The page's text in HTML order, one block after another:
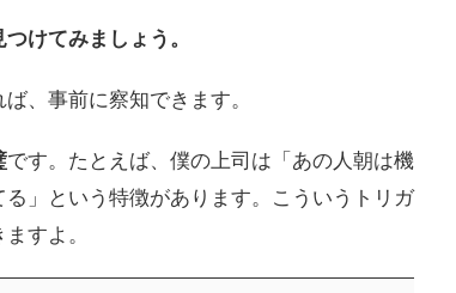
けてみましょう。
、事前に察知できます。
です。たとえば、僕の上司は「あの人朝は機
」という特徴があります。こういうトリガ
すよ。